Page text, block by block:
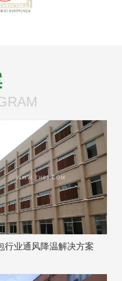
行业通风降温解决方案